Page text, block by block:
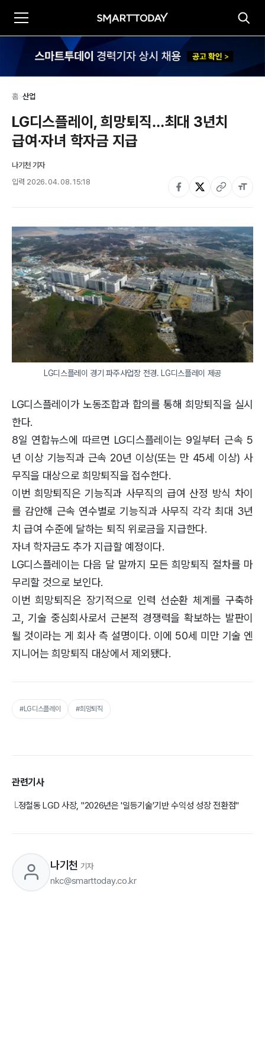
홈>산업
LG디스플레이, 희망퇴직…최대 3년치
급여·자녀 학자금 지급
나기천 기자
입력 2026. 04. 08. 15:18
LG디스플레이 경기 파주사업장 전경. LG디스플레이 제공
LG디스플레이가 노동조합과 합의를 통해 희망퇴직을 실시
한다.
8일 연합뉴스에 따르면 LG디스플레이는 9일부터 근속 5
년 이상 기능직과 근속 20년 이상(또는 만 45세 이상) 사
무직을 대상으로 희망퇴직을 접수한다.
이번 희망퇴직은 기능직과 사무직의 급여 산정 방식 차이
를 감안해 근속 연수별로 기능직과 사무직 각각 최대 3년
치 급여 수준에 달하는 퇴직 위로금을 지급한다.
자녀 학자금도 추가 지급할 예정이다.
LG디스플레이는 다음 달 말까지 모든 희망퇴직 절차를 마
무리할 것으로 보인다.
이번 희망퇴직은 장기적으로 인력 선순환 체계를 구축하
고, 기술 중심회사로서 근본적 경쟁력을 확보하는 발판이
될 것이라는 게 회사 측 설명이다. 이에 50세 미만 기술 엔
지니어는 희망퇴직 대상에서 제외됐다.
#LG디스플레이 #희망퇴직
관련기사
└정철동 LGD 사장, "2026년은 '일등기술'기반 수익성 성장 전환점"
나기천 기자
nkc@smarttoday.co.kr